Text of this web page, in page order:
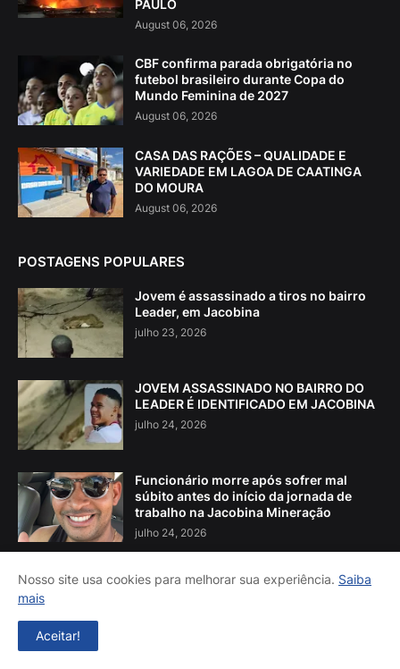
PAULO
August 06, 2026
CBF confirma parada obrigatória no
futebol brasileiro durante Copa do
Mundo Feminina de 2027
August 06, 2026
CASA DAS RAÇÕES – QUALIDADE E
VARIEDADE EM LAGOA DE CAATINGA
DO MOURA
August 06, 2026
POSTAGENS POPULARES
Jovem é assassinado a tiros no bairro
Leader, em Jacobina
julho 23, 2026
JOVEM ASSASSINADO NO BAIRRO DO
LEADER É IDENTIFICADO EM JACOBINA
julho 24, 2026
Funcionário morre após sofrer mal
súbito antes do início da jornada de
trabalho na Jacobina Mineração
julho 24, 2026
Nosso site usa cookies para melhorar sua experiência. Saiba
mais
Aceitar!